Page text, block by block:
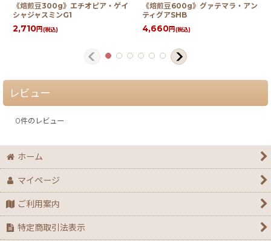
《焙煎豆300g》エチオピア・ゲイ
シャジャスミンG1
2,710円(税込)
《焙煎豆600g》グァテマラ・アン
ティグアSHB
4,660円(税込)
レビュー
0件のレビュー
ホーム
マイページ
ご利用案内
特定商取引法表示